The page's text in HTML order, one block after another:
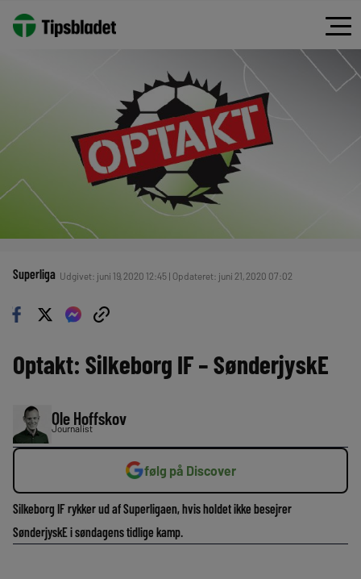
Superliga Udgivet: juni 19, 2020 12:45 | Opdateret: juni 21, 2020 07:02
Optakt: Silkeborg IF – SønderjyskE
Ole Hoffskov
Journalist
følg på Discover
Silkeborg IF rykker ud af Superligaen, hvis holdet ikke besejrer
SønderjyskE i søndagens tidlige kamp.